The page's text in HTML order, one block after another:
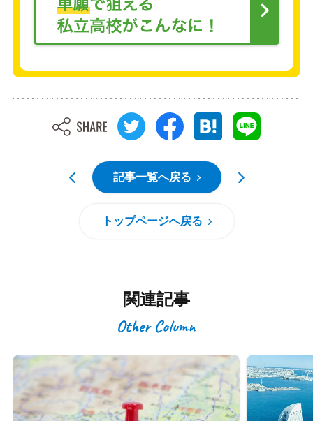
記事一覧へ戻る
トップページへ戻る
関連記事
Other Column